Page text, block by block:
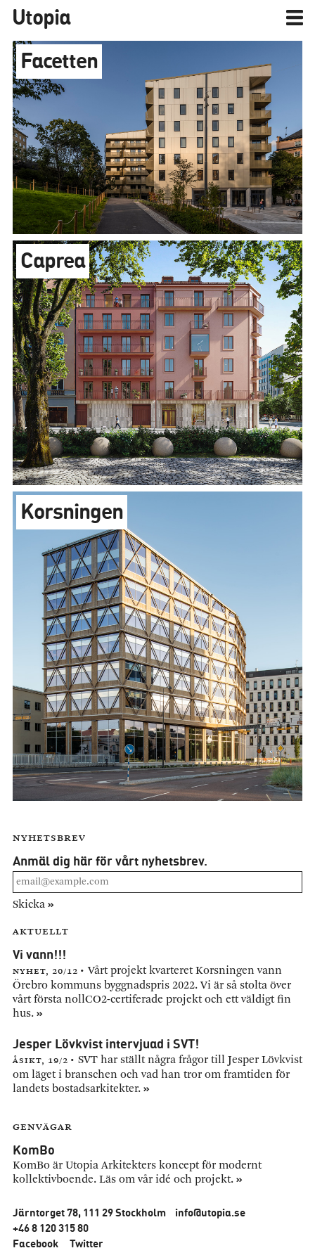
Utopia
Nyhetsbrev
Anmäl dig här förvårt nyhetsbrev.
Skicka »
Aktuellt
Vi vann!!!
Nyhet, 20/12
Vårt projekt kvarteret Korsningen vann
Örebro kommuns byggnadspris 2022. Vi är så stolta över
vårt första nollCO2-certiferade projekt och ett väldigt fin
hus. »
Jesper Lövkvist intervjuad i SVT!
Åsikt, 19/2
SVT har ställt några frågor till Jesper Lövkvist
om läget i branschen och vad han tror om framtiden för
landets bostadsarkitekter. »
Genvägar
KomBo
KomBo är Utopia Arkitekters koncept för modernt
kollektivboende. Läs om vår idé och projekt. »
Facetten
Caprea
Korsningen
Järntorget 78, 111 29 Stockholm
info@utopia.se
+46 8 120 315 80
Facebook
Twitter